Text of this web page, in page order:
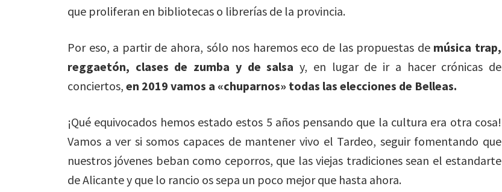
que proliferan en bibliotecas o librerías de la provincia.
Por eso, a partir de ahora, sólo nos haremos eco de las propuestas de música trap,
reggaetón, clases de zumba y de salsa y, en lugar de ir a hacer crónicas de
conciertos, en 2019 vamos a «chuparnos» todas las elecciones de Belleas.
¡Qué equivocados hemos estado estos 5 años pensando que la cultura era otra cosa!
Vamos a ver si somos capaces de mantener vivo el Tardeo, seguir fomentando que
nuestros jóvenes beban como ceporros, que las viejas tradiciones sean el estandarte
de Alicante y que lo rancio os sepa un poco mejor que hasta ahora.